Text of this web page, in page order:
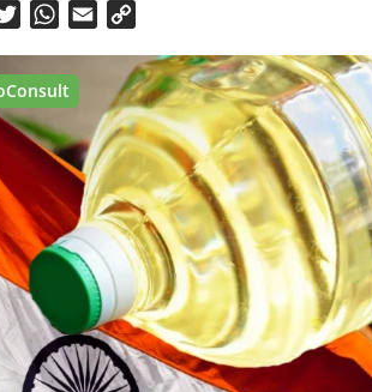
TwitterWhatsApp
Email